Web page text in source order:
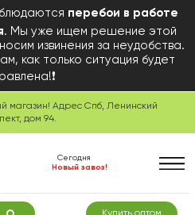
перебои в работе
. Мы уже ищем решение этой
извинения за неудобства.
как только ситуация будет
магазин! Адрес Спб, Ленинский
дом 94.
Сегодня
Новый завоз!
Купить оптом